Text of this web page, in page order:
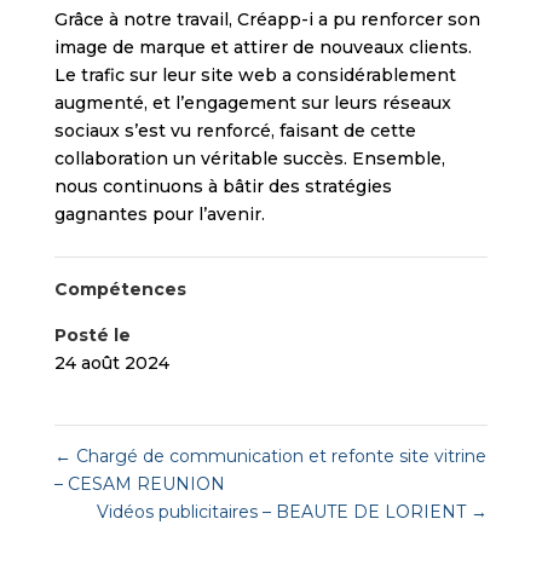
Grâce à notre travail, Créapp-i a pu renforcer son
image de marque et attirer de nouveaux clients.
Le trafic sur leur site web a considérablement
augmenté, et l’engagement sur leurs réseaux
sociaux s’est vu renforcé, faisant de cette
collaboration un véritable succès. Ensemble,
nous continuons à bâtir des stratégies
gagnantes pour l’avenir.
Compétences
Posté le
24 août 2024
← Chargé de communication et refonte site vitrine
– CESAM REUNION
Vidéos publicitaires – BEAUTE DE LORIENT →